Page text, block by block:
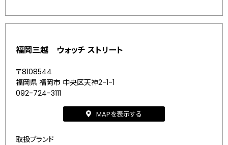
福岡三越 ウォッチ ストリート
〒8108544
福岡県 福岡市 中央区天神2-1-1
092-724-3111
MAPを表示する
取扱ブランド